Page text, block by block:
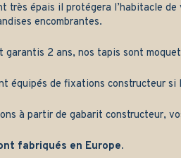
très épais il protégera l’habitacle
encombrantes.
garantis 2 ans, nos tapis sont
équipés de fixations constructeur si
à partir de gabarit constructeur,
fabriqués en Europe.